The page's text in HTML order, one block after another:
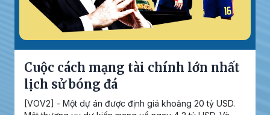
Cuộc cách mạng tài chính lớn nhất
lịch sử bóng đá
[VOV2] - Một dự án được định giá khoảng 20 tỷ USD.